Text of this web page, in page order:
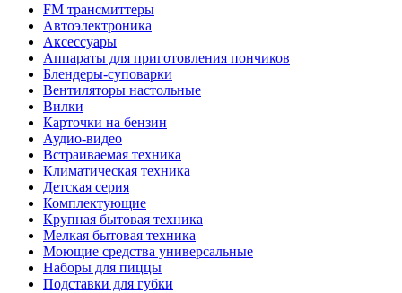
FM трансмиттеры
Автоэлектроника
Аксессуары
Аппараты для приготовления пончиков
Блендеры-суповарки
Вентиляторы настольные
Вилки
Карточки на бензин
Аудио-видео
Встраиваемая техника
Климатическая техника
Детская серия
Комплектующие
Крупная бытовая техника
Мелкая бытовая техника
Моющие средства универсальные
Наборы для пиццы
Подставки для губки